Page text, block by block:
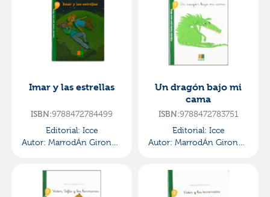
Imar y las estrellas
ISBN:9788472784499
Editorial: Icce
Autor: MarrodÁn GironÉs,
Un dragón bajo mi
cama
ISBN:9788472783751
Editorial: Icce
Autor: MarrodÁn GironÉs,